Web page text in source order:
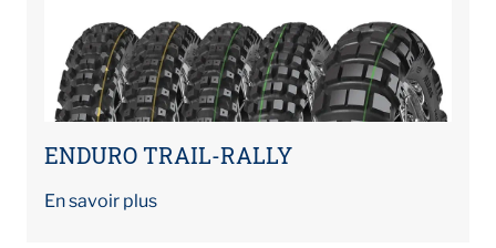
ENDURO TRAIL-RALLY
En savoir plus